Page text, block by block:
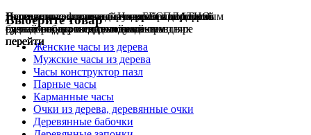
Гравировка на часахобычнаяБЕСПЛАТНО
сделай подарок индивидуальным
перейти
Деревянные флешкии ручкис гравировкой
сделаем подарок эксклюзивным
перейти
Настенные резныечасыНатуральное дерево
ручная работа в единичном экземпляре
перейти
Парные часыотличный подарок влюблённым
на годовщину или семейный праздник
перейти
Деревянные оправыдля очковбез диоптрий
будь стильным всегда и везде
перейти
Выберите товар
Женские часы из дерева
Мужские часы из дерева
Часы конструктор пазл
Парные часы
Карманные часы
Очки из дерева, деревянные очки
Деревянные бабочки